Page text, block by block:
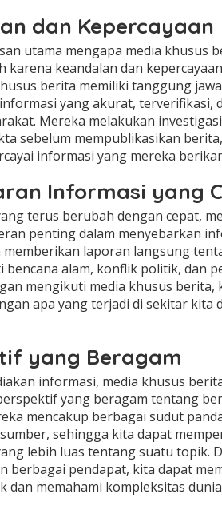
dan Kepercayaan
utama mengapa media khusus
karena keandalan dan
berita memiliki tanggung
yang akurat, terverifikasi,
Mereka melakukan
sebelum mempublikasikan
informasi yang mereka
Informasi yang
terus berubah dengan cepat,
penting dalam menyebarkan
memberikan laporan langsung
bencana alam, konflik politik, dan
mengikuti media khusus berita,
apa yang terjadi di sekitar kita
yang Beragam
informasi, media khusus
yang beragam tentang
mencakup berbagai sudut
sehingga kita dapat
lebih luas tentang suatu topik.
berbagai pendapat, kita dapat
dan memahami kompleksitas